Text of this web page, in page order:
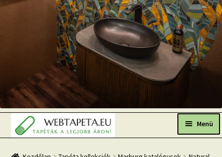
Ugrás
a
navigációhoz
Kilépés
a
tartalomba Menü